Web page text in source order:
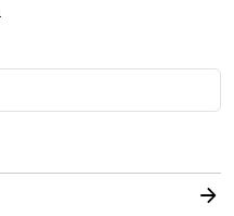
arrow_forward